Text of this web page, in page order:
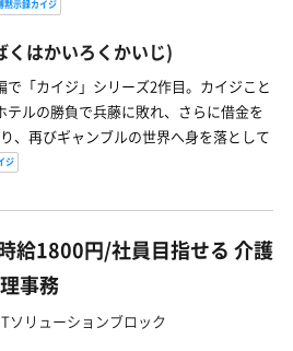
黙示録カイジ
くはかいろくかいじ)
で「カイジ」シリーズ2作目。カイジこと
ルの勝負で兵藤に敗れ、さらに借金を
、再びギャンブルの世界へ身を落として
ジ
給1800円/社員目指せる 介護
事務
ソリューションブロック